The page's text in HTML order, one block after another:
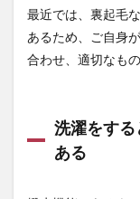
最近では、裏起毛
あるため、ご自身
合わせ、適切なも
洗濯をす
ある